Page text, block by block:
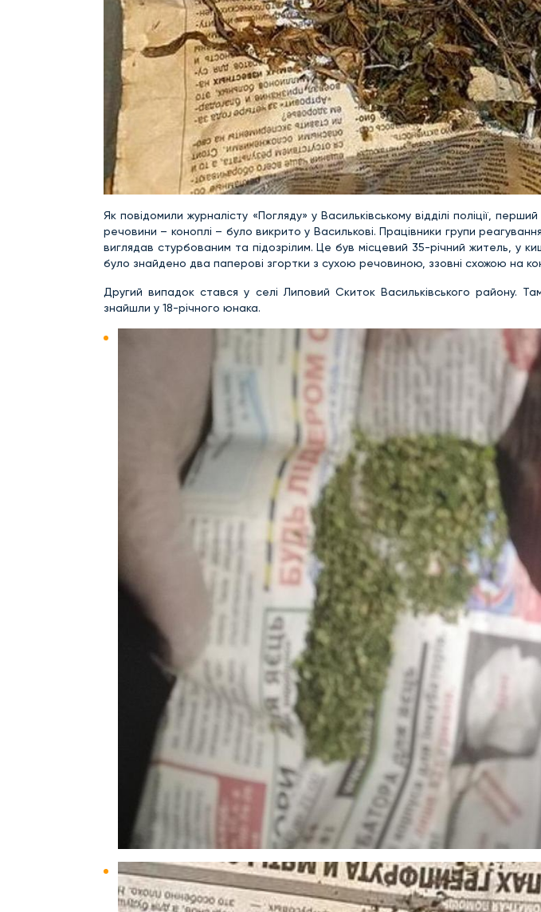
Як повідомили журналісту «Погляду» у Васильківському відділі поліції,
речовини – коноплі – було викрито у Василькові. Працівники групи реагування
виглядав стурбованим та підозрілим. Це був місцевий 35-річний житель, у
було знайдено два паперові згортки з сухою речовиною, ззовні схожою на
Другий випадок стався у селі Липовий Скиток Васильківського району.
знайшли у 18-річного юнака.